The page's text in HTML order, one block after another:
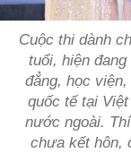
Cuộc thi dành
tuổi, hiện
đẳng, học
quốc tế tại
nước ngoài.
chưa kết hôn,